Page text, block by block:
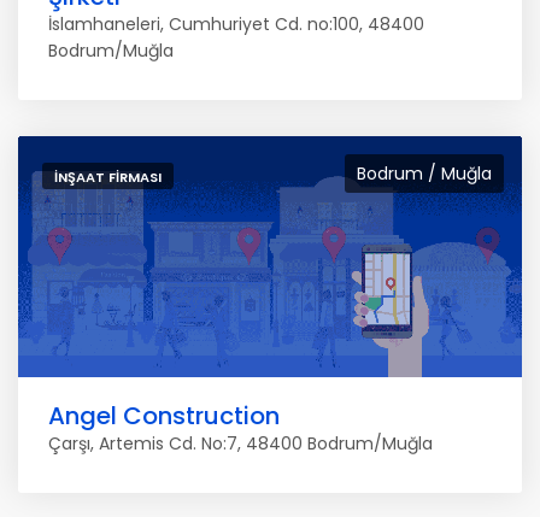
İslamhaneleri, Cumhuriyet Cd. no:100, 48400
Bodrum/Muğla
Bodrum / Muğla
İNŞAAT FIRMASI
Angel Construction
Çarşı, Artemis Cd. No:7, 48400 Bodrum/Muğla